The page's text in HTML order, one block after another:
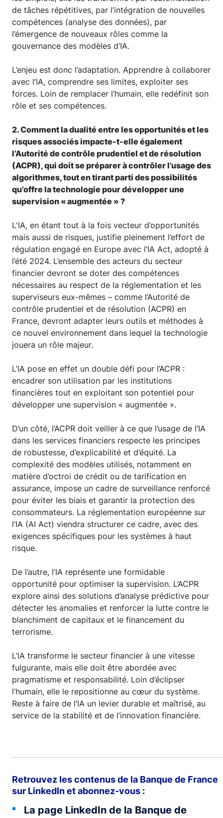
de tâches répétitives, par l’intégration de nouvelles
compétences (analyse des données), par
l’émergence de nouveaux rôles comme la
gouvernance des modèles d’IA.
L’enjeu est donc l’adaptation. Apprendre à collaborer
avec l’IA, comprendre ses limites, exploiter ses
forces. Loin de remplacer l’humain, elle redéfinit son
rôle et ses compétences.
2. Comment la dualité entre les opportunités et les
risques associés impacte-t-elle également
l’Autorité de contrôle prudentiel et de résolution
(ACPR), qui doit se préparer à contrôler l’usage des
algorithmes, tout en tirant parti des possibilités
qu’offre la technologie pour développer une
supervision « augmentée » ?
L'IA, en étant tout à la fois vecteur d’opportunités
mais aussi de risques, justifie pleinement l’effort de
régulation engagé en Europe avec l’IA Act, adopté à
l’été 2024. L’ensemble des acteurs du secteur
financier devront se doter des compétences
nécessaires au respect de la réglementation et les
superviseurs eux-mêmes – comme l’Autorité de
contrôle prudentiel et de résolution (ACPR) en
France, devront adapter leurs outils et méthodes à
ce nouvel environnement dans lequel la technologie
jouera un rôle majeur.
L’IA pose en effet un double défi pour l’ACPR :
encadrer son utilisation par les institutions
financières tout en exploitant son potentiel pour
développer une supervision « augmentée ».
D’un côté, l’ACPR doit veiller à ce que l’usage de l’IA
dans les services financiers respecte les principes
de robustesse, d’explicabilité et d’équité. La
complexité des modèles utilisés, notamment en
matière d’octroi de crédit ou de tarification en
assurance, impose un cadre de surveillance renforcé
pour éviter les biais et garantir la protection des
consommateurs. La réglementation européenne sur
l’IA (AI Act) viendra structurer ce cadre, avec des
exigences spécifiques pour les systèmes à haut
risque.
De l’autre, l’IA représente une formidable
opportunité pour optimiser la supervision. L’ACPR
explore ainsi des solutions d’analyse prédictive pour
détecter les anomalies et renforcer la lutte contre le
blanchiment de capitaux et le financement du
terrorisme.
L’IA transforme le secteur financier à une vitesse
fulgurante, mais elle doit être abordée avec
pragmatisme et responsabilité. Loin d’éclipser
l’humain, elle le repositionne au cœur du système.
Reste à faire de l’IA un levier durable et maîtrisé, au
service de la stabilité et de l’innovation financière.
Retrouvez les contenus de la Banque de France
sur LinkedIn et abonnez-vous :
La page LinkedIn de la Banque de